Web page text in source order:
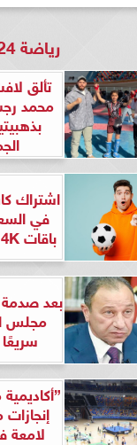
رياضة 24
تألق
محمد
في
باقات 4K وشهر وسنة...
بعد صدمة
مجلس
سريعًا